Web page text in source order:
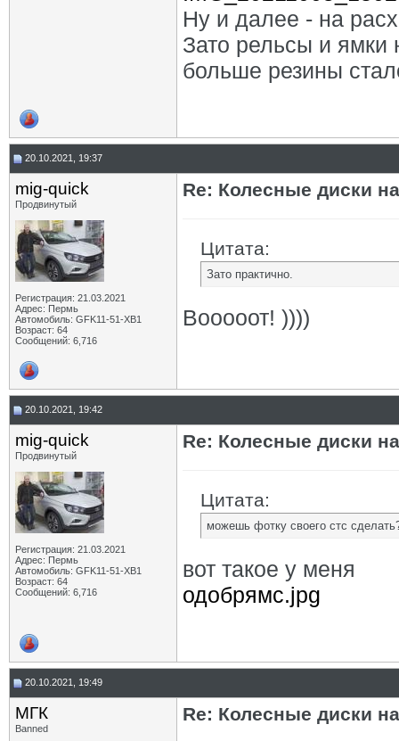
Ну и далее - на
Зато рельсы и ямки
больше резины
20.10.2021, 19:37
mig-quick
Продвинутый
Регистрация: 21.03.2021
Адрес: Пермь
Автомобиль: GFK11-51-ХВ1
Возраст: 64
Сообщений: 6,716
Re: Колесные диски
Цитата:
Зато практично.
Вооооот! ))))
20.10.2021, 19:42
mig-quick
Продвинутый
Регистрация: 21.03.2021
Адрес: Пермь
Автомобиль: GFK11-51-ХВ1
Возраст: 64
Сообщений: 6,716
Re: Колесные диски
Цитата:
можешь фотку своего стс
вот такое у меня
одобрямс.jpg
20.10.2021, 19:49
МГК
Banned
Re: Колесные диски